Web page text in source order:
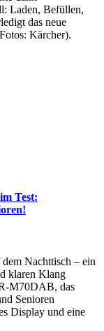
Laden, Befüllen,
das neue
Kärcher).
Test:
Nachttisch – ein
klaren Klang
M70DAB, das
Senioren
Display und eine